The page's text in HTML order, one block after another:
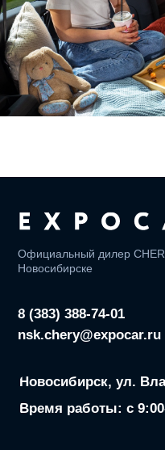
Время работы: с 9:00-21:00
ИНН: 7716961819
ОГРН: 1217700570735
Tрейд-ин
Кредит